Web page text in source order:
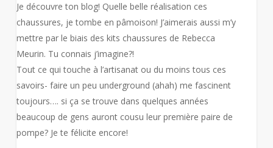
Je découvre ton blog! Quelle belle réalisation ces
chaussures, je tombe en pâmoison! J’aimerais aussi m’y
mettre par le biais des kits chaussures de Rebecca
Meurin. Tu connais j’imagine?!
Tout ce qui touche à l’artisanat ou du moins tous ces
savoirs- faire un peu underground (ahah) me fascinent
toujours…. si ça se trouve dans quelques années
beaucoup de gens auront cousu leur première paire de
pompe? Je te félicite encore!